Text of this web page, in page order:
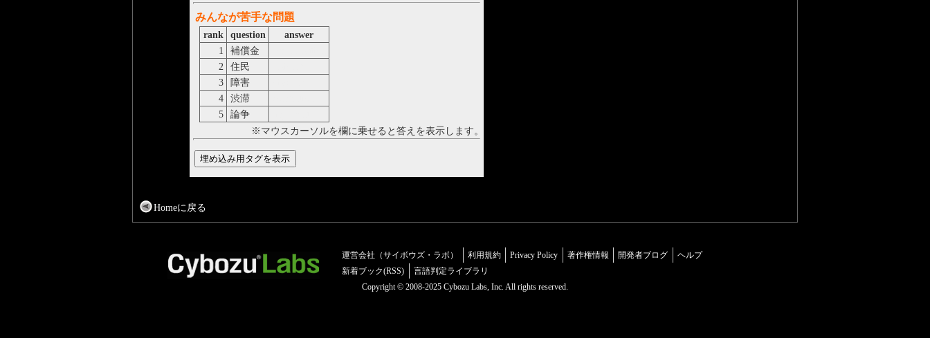
みんなが苦手な問題
rank question
answer
1
補償金
2
住民
3
障害
4
渋滞
5
論争
※マウスカーソルを欄に乗せると答えを表示します。
Homeに戻る
運営会社（サイボウズ・ラボ） 利用規約 Privacy Policy 著作権情報 開発者ブログ
ヘルプ
新着ブック(RSS)
言語判定ライブラリ
Copyright © 2008-2025 Cybozu Labs, Inc. All rights reserved.